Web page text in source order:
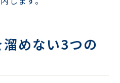
めない3つの